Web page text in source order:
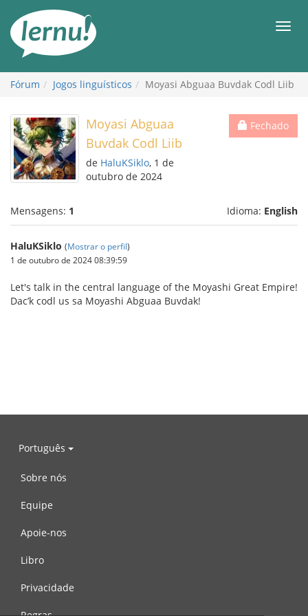
conteúdo
Fórum Jogos linguísticos Moyasi Abguaa Buvdak Codl Liib
Fechado
Moyasi Abguaa
Buvdak Codl Liib
de HaluKSiklo, 1 de
outubro de 2024
Mensagens: 1 Idioma: English
HaluKSiklo (Mostrar o perfil)
1 de outubro de 2024 08:39:59
Let's talk in the central language of the Moyashi Great Empire!
Dac’k codl us sa Moyashi Abguaa Buvdak!
Português
Sobre nós
Equipe
Apoie-nos
Libro
Privacidade